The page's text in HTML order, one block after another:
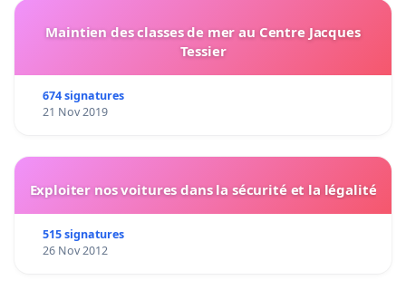
Maintien des classes de mer au Centre Jacques
Tessier
674 signatures
21 Nov 2019
Exploiter nos voitures dans la sécurité et la légalité
515 signatures
26 Nov 2012